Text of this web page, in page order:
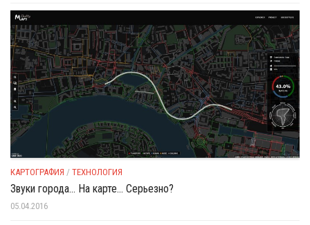
КАРТОГРАФИЯ / ТЕХНОЛОГИЯ
Звуки города… На карте… Серьезно?
05.04.2016